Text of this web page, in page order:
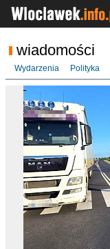
wiadomości
Wydarzenia Polityka